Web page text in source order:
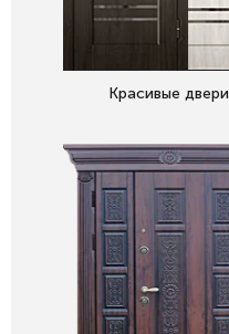
Красивые двери